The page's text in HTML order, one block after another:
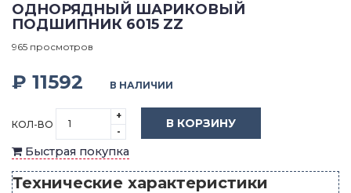
ОДНОРЯДНЫЙ ШАРИКОВЫЙ
ПОДШИПНИК 6015 ZZ
965 просмотров
₽ 11592 В НАЛИЧИИ
КОЛ-ВО
+
-
В КОРЗИНУ
Быстрая покупка
Технические характеристики